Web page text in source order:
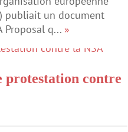
publiait un document
Proposal q... »
contre